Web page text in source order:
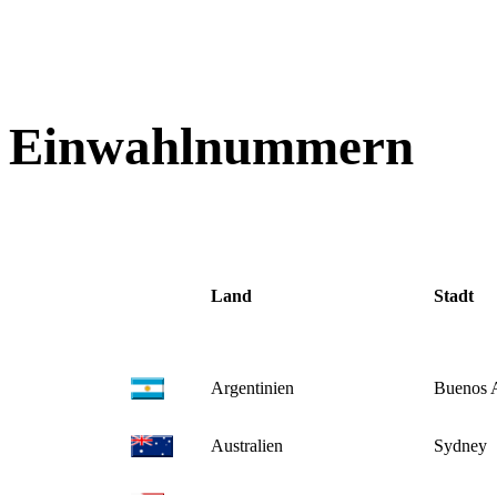
Einwahlnummern
Land Stadt
Argentinien Buenos
Australien Sydney